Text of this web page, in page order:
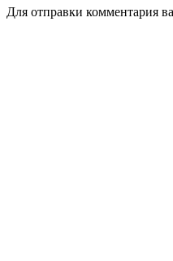
Для отправки комментария